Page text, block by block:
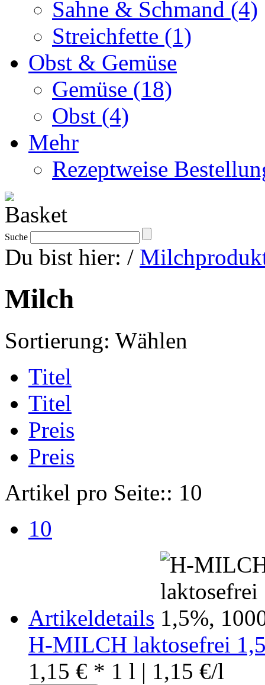
Sahne & Schmand (4)
Streichfette (1)
Obst & Gemüse
Gemüse (18)
Obst (4)
Mehr
Rezeptweise
Suche
Du bist hier: /
Milch
Sortierung: Wählen
Titel
Titel
Preis
Preis
Artikel pro Seite:: 10
10
Artikeldetails
H-MILCH laktosefrei
1,15 € * 1 l | 1,15 €/l